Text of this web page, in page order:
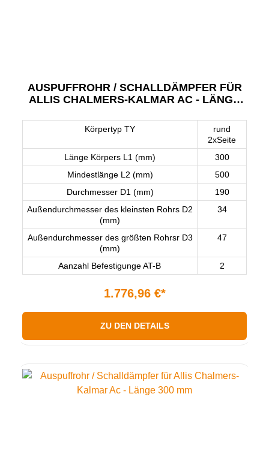
AUSPUFFROHR / SCHALLDÄMPFER FÜR
ALLIS CHALMERS-KALMAR AC - LÄNGE
Körpertyp TY
rund
2xSeite
Länge Körpers L1 (mm)
300
Mindestlänge L2 (mm)
500
Durchmesser D1 (mm)
190
Außendurchmesser des kleinsten Rohrs D2
(mm)
34
Außendurchmesser des größten Rohrsr D3
(mm)
47
Aanzahl Befestigunge AT-B 2
1.776,96 €*
ZU DEN DETAILS